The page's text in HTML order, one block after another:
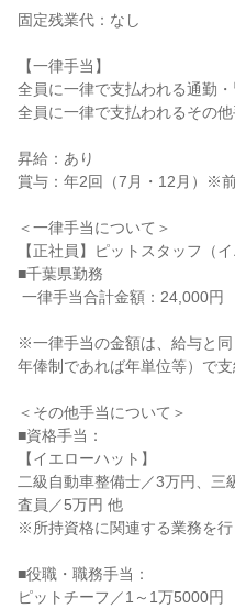
固定残業代：なし
【一律手当】
全員に一律で支払われる通勤
全員に一律で支払われるその
昇給：あり
賞与：年2回（7月・12月）※
＜一律手当について＞
【正社員】ピットスタッフ（イ
■千葉県勤務
※一律手当の金額は、給与と同
年俸制であれば年単位等）で支
＜その他手当について＞
■資格手当：
【イエローハット】
二級自動車整備士／3万円、三
査員／5万円 他
※所持資格に関連する業務を
■役職・職務手当：
ピットチーフ／1～1万5000円